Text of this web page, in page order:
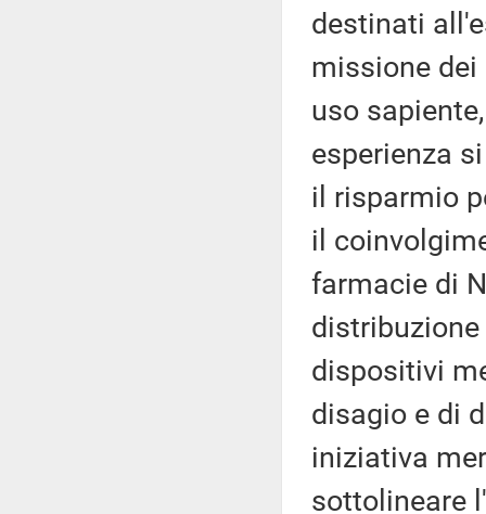
destinati
missione
uso
esperienza
il risparmio
il
farmacie di
dispositivi
disagio e di
iniziativa
sottolineare